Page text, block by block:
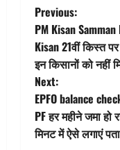
P
o
s
t
n
Previous:
PM Kisan
Kisan 21वीं किस्त
इन किसानों को नहीं
Next:
EPFO balance
PF हर महीने जमा हो
मिनट में ऐसे लगाएं